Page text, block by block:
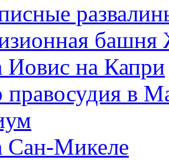
Иовис на Капри
правосудия в
Сан-Микеле